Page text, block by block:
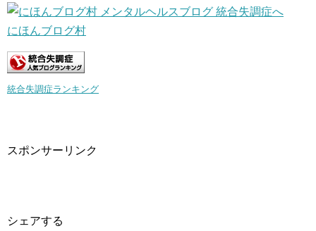
にほんブログ村
統合失調症ランキング
スポンサーリンク
シェアする